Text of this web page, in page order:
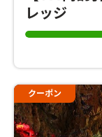
レッジ
クーポン